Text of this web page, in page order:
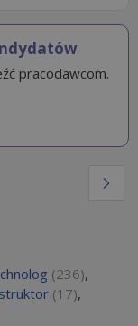
pracodawcom.
(236),
(17),